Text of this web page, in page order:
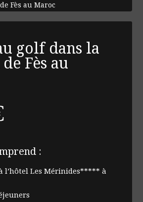
Fès au Maroc
golf dans la
Fès au
:
l’hôtel Les Mérinides***** à